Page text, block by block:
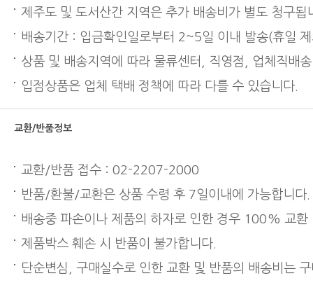
제주도 및 도서산간 지역은 추가 배송비가 별도 청구됩
배송기간 : 입금확인일로부터 2~5일 이내 발송(휴일
상품 및 배송지역에 따라 물류센터, 직영점, 업체직배
입점상품은 업체 택배 정책에 따라 다를 수 있습니다.
교환/반품정보
교환/반품 접수 : 02-2207-2000
반품/환불/교환은 상품 수령 후 7일이내에 가능합니다.
배송중 파손이나 제품의 하자로 인한 경우 100% 교환
제품박스 훼손 시 반품이 불가합니다.
단순변심, 구매실수로 인한 교환 및 반품의 배송비는